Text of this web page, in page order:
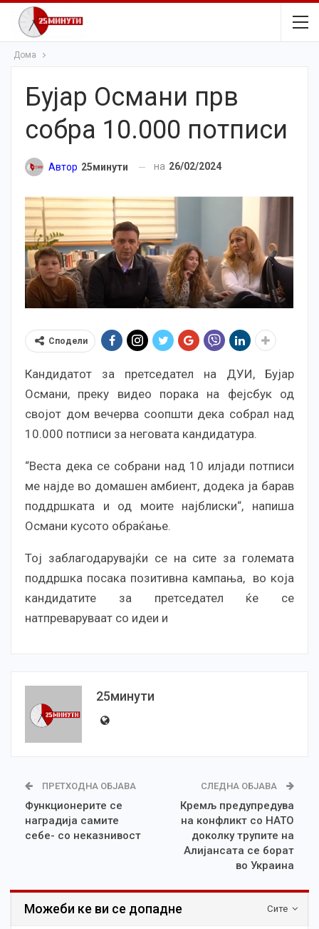
Дома
Бујар Османи прв
собра 10.000 потписи
Автор 25минути на 26/02/2024
Сподели
Кандидатот за претседател на ДУИ, Бујар
Османи, преку видео порака на фејсбук од
својот дом вечерва соопшти дека собрал над
10.000 потписи за неговата кандидатура.
“Веста дека се собрани над 10 илјади потписи
ме најде во домашен амбиент, додека ја барав
поддршката и од моите најблиски“, напиша
Османи кусото обраќање.
Тој заблагодарувајќи се на сите за големата
поддршка посака позитивна кампања, во која
кандидатите за претседател ќе се
натпреваруваат со идеи и
25минути
ПРЕТХОДНА ОБЈАВА
Функционерите се
наградија самите
себе- со неказнивост
СЛЕДНА ОБЈАВА
Кремљ предупредува
на конфликт со НАТО
доколку трупите на
Алијансата се борат
во Украина
Сите
Можеби ке ви се допадне